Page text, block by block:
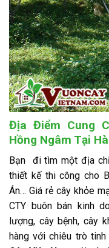
Địa Điểm Cung
Hồng Ngâm Tại
Bạn đi tìm một địa
thiết kế thi công cho
Án… Giá rẻ cây khỏe
CTY buôn bán kinh
lượng, cây bệnh, cây
hàng với chiêu trò